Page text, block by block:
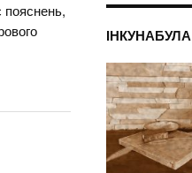
пояснень,
ІНКУНАБУЛА